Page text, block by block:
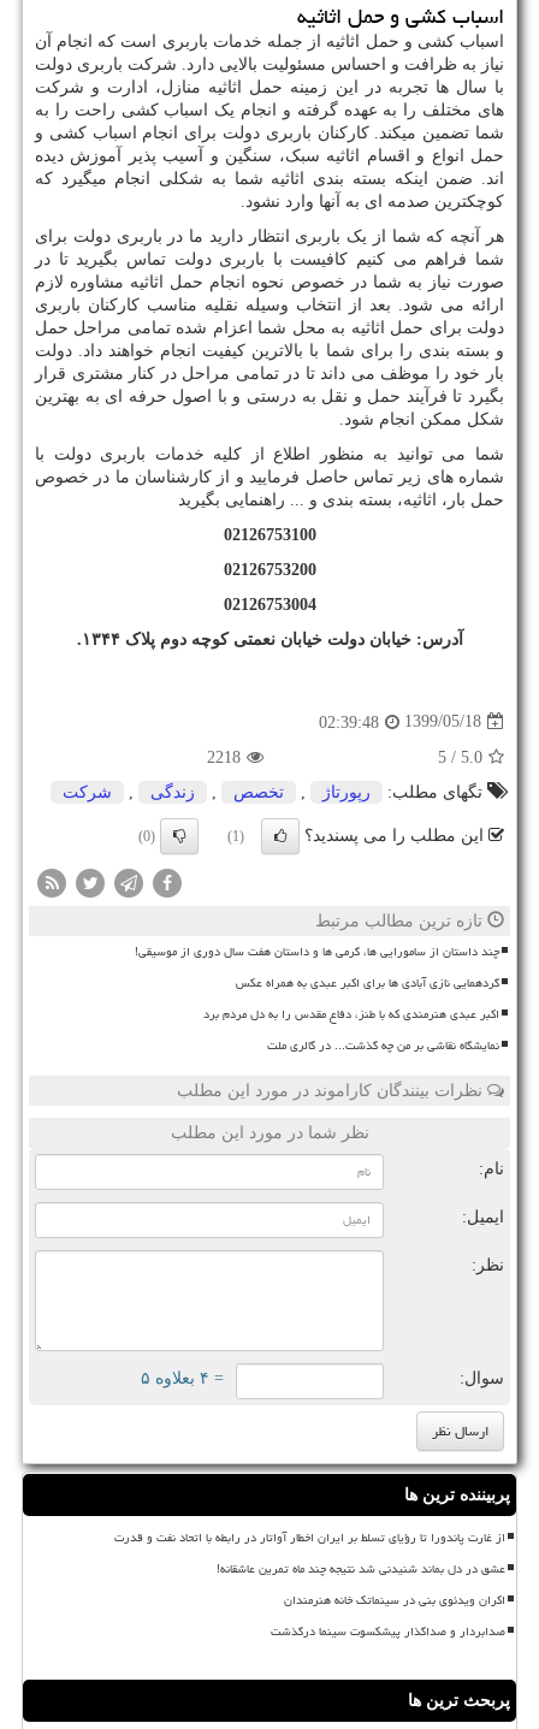
اسباب کشی و حمل اثاثیه
اسباب کشی و حمل اثاثیه از جمله خدمات باربری است که انجام آن
نیاز به ظرافت و احساس مسئولیت بالایی دارد. شرکت باربری دولت
با سال ها تجربه در این زمینه حمل اثاثیه منازل، ادارت و شرکت
های مختلف را به عهده گرفته و انجام یک اسباب کشی راحت را به
شما تضمین میکند. کارکنان باربری دولت برای انجام اسباب کشی و
حمل انواع و اقسام اثاثیه سبک، سنگین و آسیب پذیر آموزش دیده
اند. ضمن اینکه بسته بندی اثاثیه شما به شکلی انجام میگیرد که
کوچکترین صدمه ای به آنها وارد نشود.
هر آنچه که شما از یک باربری انتظار دارید ما در باربری دولت برای
شما فراهم می کنیم کافیست با باربری دولت تماس بگیرید تا در
صورت نیاز به شما در خصوص نحوه انجام حمل اثاثیه مشاوره لازم
ارائه می شود. بعد از انتخاب وسیله نقلیه مناسب کارکنان باربری
دولت برای حمل اثاثیه به محل شما اعزام شده تمامی مراحل حمل
و بسته بندی را برای شما با بالاترین کیفیت انجام خواهند داد. دولت
بار خود را موظف می داند تا در تمامی مراحل در کنار مشتری قرار
بگیرد تا فرآیند حمل و نقل به درستی و با اصول حرفه ای به بهترین
شکل ممکن انجام شود.
شما می توانید به منظور اطلاع از کلیه خدمات باربری دولت با
شماره های زیر تماس حاصل فرمایید و از کارشناسان ما در خصوص
حمل بار، اثاثیه، بسته بندی و ... راهنمایی بگیرید
02126753100
02126753200
02126753004
آدرس: خیابان دولت خیابان نعمتی کوچه دوم پلاک ۱۳۴۴.
1399/05/18
02:39:48
5.0
/ 5
2218
تگهای مطلب:
رپورتاژ تخصص زندگی شركت
این مطلب را می پسندید؟ (1)
(0)
تازه ترین مطالب مرتبط
چند داستان از سامورایی ها، گرمی ها و داستان هفت سال دوری از موسیقی!
گردهمایی نازی آبادی ها برای اکبر عبدی به همراه عکس
اکبر عبدی هنرمندی که با طنز، دفاع مقدس را به دل مردم برد
نمایشگاه نقاشی بر من چه گذشت... در گالری ملت
نظرات بینندگان کاراموند در مورد این مطلب
نظر شما در مورد این مطلب
نام:
ایمیل:
نظر:
سوال: = ۴ بعلاوه ۵
پربیننده ترین ها
از غارت پاندورا تا رؤیای تسلط بر ایران اخطار آواتار در رابطه با اتحاد نفت و قدرت
عشق در دل بماند شنیدنی شد نتیجه چند ماه تمرین عاشقانه!
اکران ویدئوی بنی در سینماتک خانه هنرمندان
صدابردار و صداگذار پیشکسوت سینما درگذشت
پربحث ترین ها